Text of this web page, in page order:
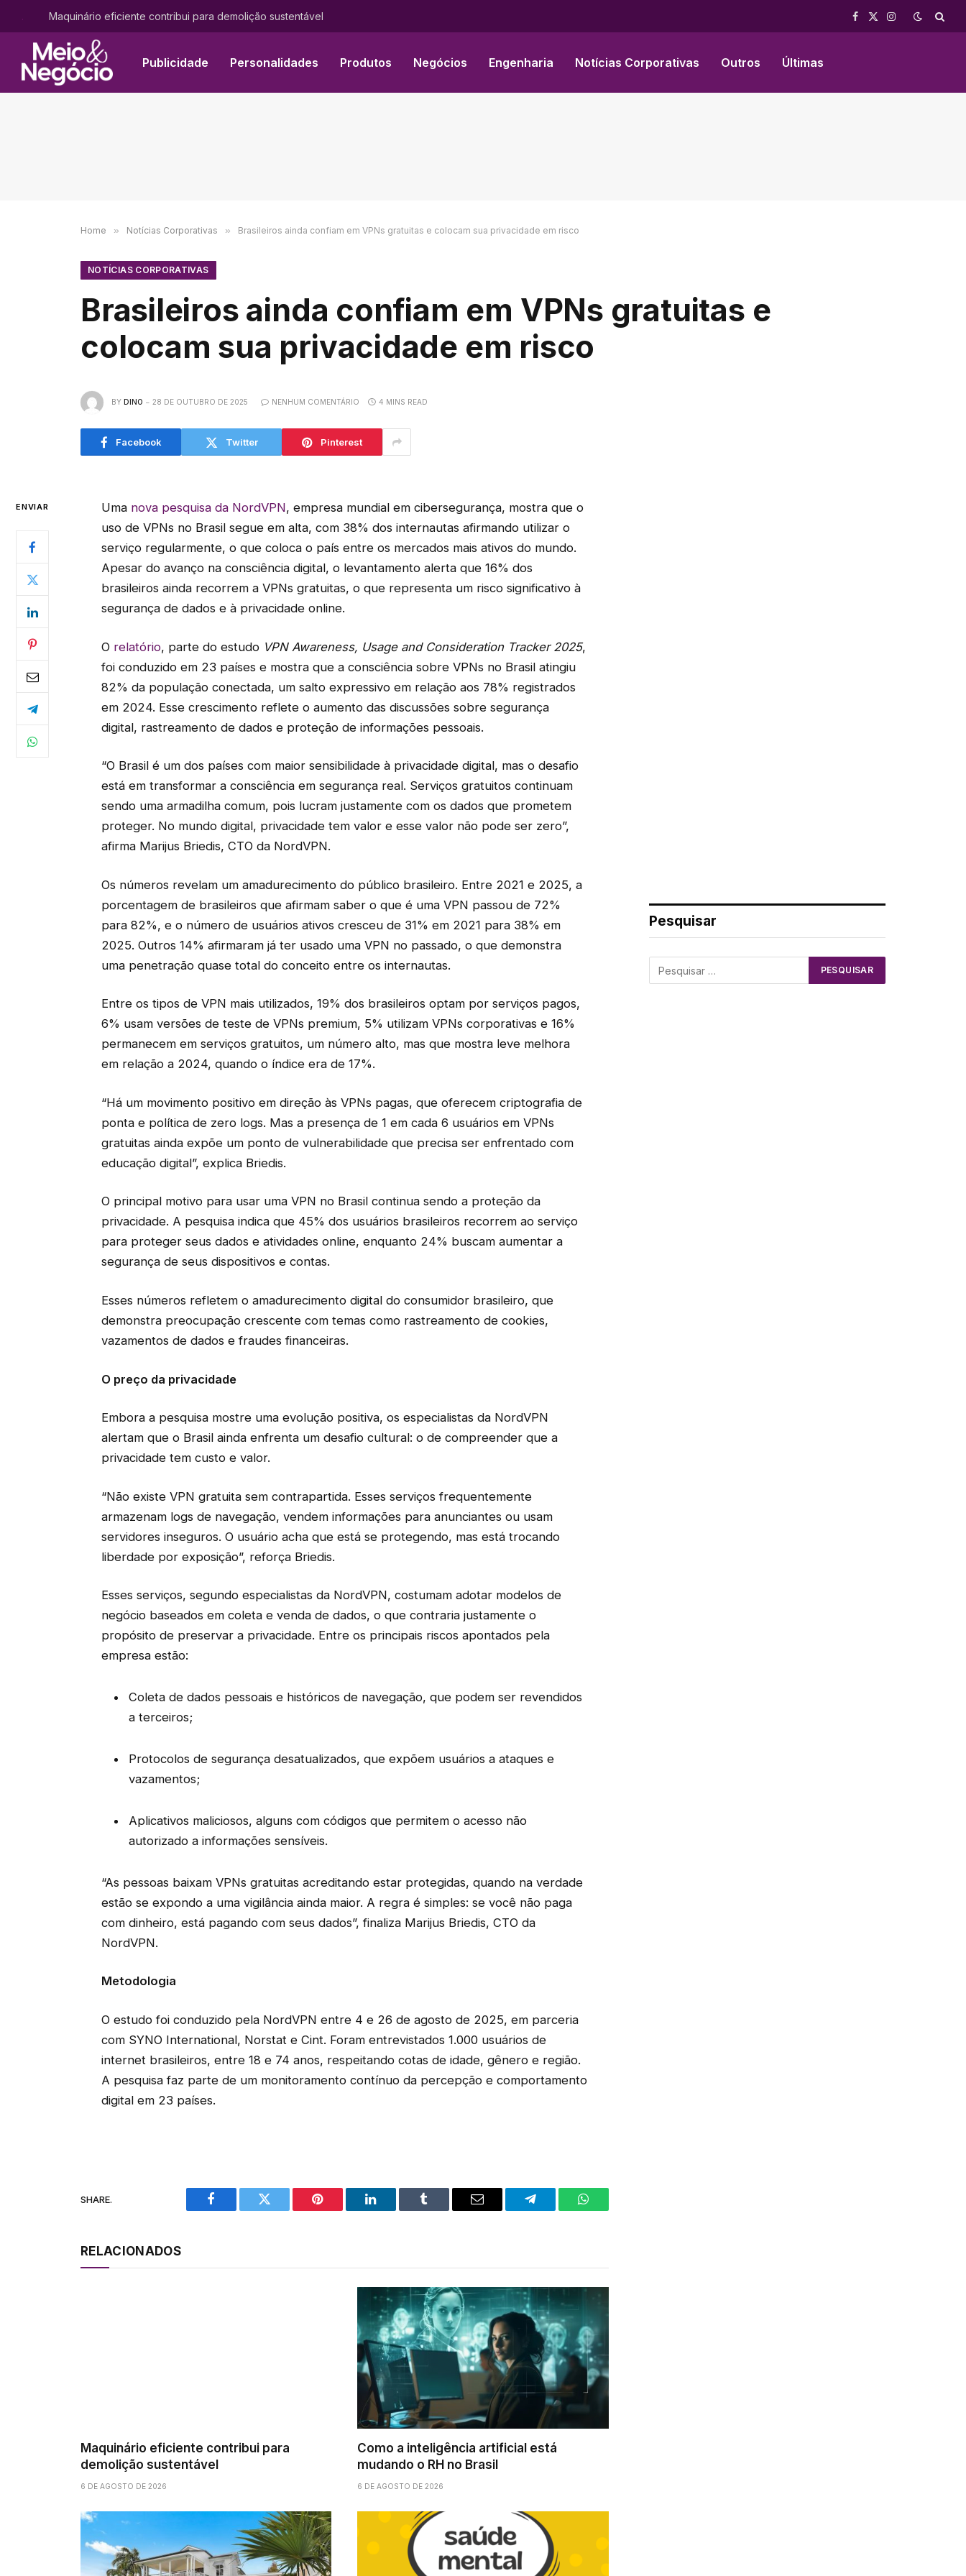
. Maquinário eficiente contribui para demolição sustentável
Facebook
X
Instagram
Publicidade Personalidades Produtos Negócios Engenharia Notícias Corporativas Outros Últimas
Home » Notícias Corporativas » Brasileiros ainda confiam em VPNs gratuitas e colocam sua privacidade em risco
NOTÍCIAS CORPORATIVAS
Brasileiros ainda confiam em VPNs gratuitas e
colocam sua privacidade em risco
BY DINO 28 DE OUTUBRO DE 2025 NENHUM COMENTÁRIO 4 MINS READ
Facebook Twitter Pinterest
ENVIAR Uma nova pesquisa da NordVPN, empresa mundial em cibersegurança, mostra que o
uso de VPNs no Brasil segue em alta, com 38% dos internautas afirmando utilizar o
serviço regularmente, o que coloca o país entre os mercados mais ativos do mundo.
Apesar do avanço na consciência digital, o levantamento alerta que 16% dos
brasileiros ainda recorrem a VPNs gratuitas, o que representa um risco significativo à
segurança de dados e à privacidade online.
O relatório, parte do estudo VPN Awareness, Usage and Consideration Tracker 2025,
foi conduzido em 23 países e mostra que a consciência sobre VPNs no Brasil atingiu
82% da população conectada, um salto expressivo em relação aos 78% registrados
em 2024. Esse crescimento reflete o aumento das discussões sobre segurança
digital, rastreamento de dados e proteção de informações pessoais.
“O Brasil é um dos países com maior sensibilidade à privacidade digital, mas o desafio
está em transformar a consciência em segurança real. Serviços gratuitos continuam
sendo uma armadilha comum, pois lucram justamente com os dados que prometem
proteger. No mundo digital, privacidade tem valor e esse valor não pode ser zero”,
afirma Marijus Briedis, CTO da NordVPN.
Os números revelam um amadurecimento do público brasileiro. Entre 2021 e 2025, a
porcentagem de brasileiros que afirmam saber o que é uma VPN passou de 72%
para 82%, e o número de usuários ativos cresceu de 31% em 2021 para 38% em
2025. Outros 14% afirmaram já ter usado uma VPN no passado, o que demonstra
uma penetração quase total do conceito entre os internautas.
Entre os tipos de VPN mais utilizados, 19% dos brasileiros optam por serviços pagos,
6% usam versões de teste de VPNs premium, 5% utilizam VPNs corporativas e 16%
permanecem em serviços gratuitos, um número alto, mas que mostra leve melhora
em relação a 2024, quando o índice era de 17%.
“Há um movimento positivo em direção às VPNs pagas, que oferecem criptografia de
ponta e política de zero logs. Mas a presença de 1 em cada 6 usuários em VPNs
gratuitas ainda expõe um ponto de vulnerabilidade que precisa ser enfrentado com
educação digital”, explica Briedis.
O principal motivo para usar uma VPN no Brasil continua sendo a proteção da
privacidade. A pesquisa indica que 45% dos usuários brasileiros recorrem ao serviço
para proteger seus dados e atividades online, enquanto 24% buscam aumentar a
segurança de seus dispositivos e contas.
Esses números refletem o amadurecimento digital do consumidor brasileiro, que
demonstra preocupação crescente com temas como rastreamento de cookies,
vazamentos de dados e fraudes financeiras.
O preço da privacidade
Embora a pesquisa mostre uma evolução positiva, os especialistas da NordVPN
alertam que o Brasil ainda enfrenta um desafio cultural: o de compreender que a
privacidade tem custo e valor.
“Não existe VPN gratuita sem contrapartida. Esses serviços frequentemente
armazenam logs de navegação, vendem informações para anunciantes ou usam
servidores inseguros. O usuário acha que está se protegendo, mas está trocando
liberdade por exposição”, reforça Briedis.
Esses serviços, segundo especialistas da NordVPN, costumam adotar modelos de
negócio baseados em coleta e venda de dados, o que contraria justamente o
propósito de preservar a privacidade. Entre os principais riscos apontados pela
empresa estão:
Coleta de dados pessoais e históricos de navegação, que podem ser revendidos
a terceiros;
Protocolos de segurança desatualizados, que expõem usuários a ataques e
vazamentos;
Aplicativos maliciosos, alguns com códigos que permitem o acesso não
autorizado a informações sensíveis.
“As pessoas baixam VPNs gratuitas acreditando estar protegidas, quando na verdade
estão se expondo a uma vigilância ainda maior. A regra é simples: se você não paga
com dinheiro, está pagando com seus dados”, finaliza Marijus Briedis, CTO da
NordVPN.
Metodologia
O estudo foi conduzido pela NordVPN entre 4 e 26 de agosto de 2025, em parceria
com SYNO International, Norstat e Cint. Foram entrevistados 1.000 usuários de
internet brasileiros, entre 18 e 74 anos, respeitando cotas de idade, gênero e região.
A pesquisa faz parte de um monitoramento contínuo da percepção e comportamento
digital em 23 países.
SHARE.
Facebook Twitter Pinterest LinkedIn Tumblr Email Telegram WhatsApp
RELACIONADOS
Maquinário eficiente contribui para
demolição sustentável
6 DE AGOSTO DE 2026
Como a inteligência artificial está
mudando o RH no Brasil
6 DE AGOSTO DE 2026
Pesquisar